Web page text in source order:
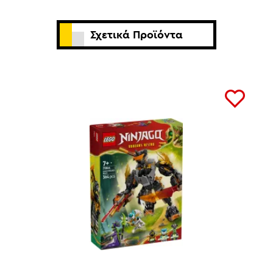
Σχετικά Προϊόντα